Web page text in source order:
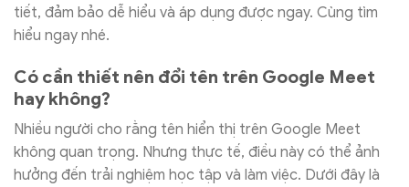
tiết, đảm bảo dễ hiểu và áp dụng được ngay. Cùng tìm
hiểu ngay nhé.
Có cần thiết nên đổi tên trên Google Meet
hay không?
Nhiều người cho rằng tên hiển thị trên Google Meet
không quan trọng. Nhưng thực tế, điều này có thể ảnh
hưởng đến trải nghiệm học tập và làm việc. Dưới đây là